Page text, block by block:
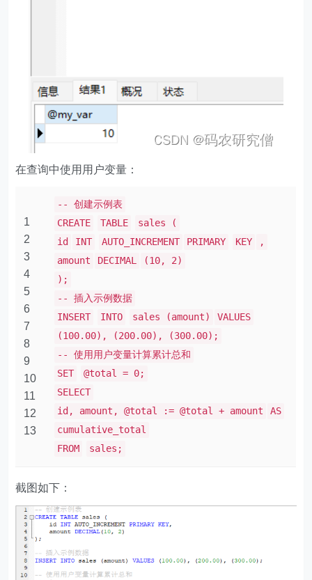
在查询中使用用户变量：
1
2
3
4
5
6
7
8
9
10
11
12
13
-- 创建示例表
CREATE
TABLE
sales (
id
INT AUTO_INCREMENT PRIMARY KEY
,
amount
DECIMAL
(10, 2)
);
-- 插入示例数据
INSERT
INTO sales (amount)
VALUES
(100.00), (200.00), (300.00);
-- 使用用户变量计算累计总和
SET
@total = 0;
SELECT
id, amount, @total := @total + amount
AS
cumulative_total
FROM
sales;
截图如下：